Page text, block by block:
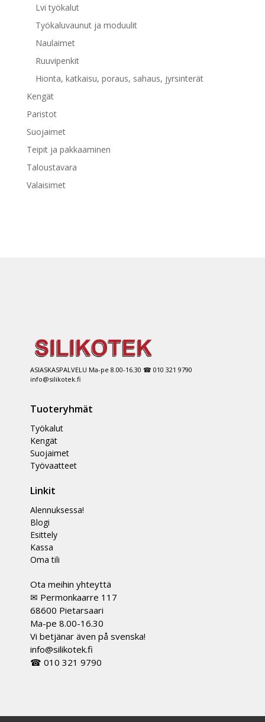
Lvi työkalut
Työkaluvaunut ja moduulit
Naulaimet
Ruuvipenkit
Hionta, katkaisu, poraus, sahaus, jyrsinterät
Kengät
Paristot
Suojaimet
Teipit ja pakkaaminen
Taloustavara
Valaisimet
ASIASKASPALVELU Ma-pe 8.00-16.30 ☎ 010 321 9790
info@silikotek.fi
Tuoteryhmät
Työkalut
Kengät
Suojaimet
Työvaatteet
Linkit
Alennuksessa!
Blogi
Esittely
Kassa
Oma tili
Ota meihin yhteyttä
✉ Permonkaarre 117
68600 Pietarsaari
Ma-pe 8.00-16.30
Vi betjänar även på svenska!
info@silikotek.fi
☎ 010 321 9790